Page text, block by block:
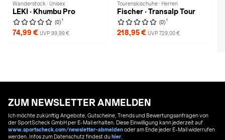
Wanderstock · Unisex
LEKI · Khumbu Pro
(0) 1
74,99 € UVP 99,99 €
Tourenskischuhe · Herren
Fischer · Transalp Tour
(0) 1
218,95 € UVP 729,00 €
ZUM NEWSLETTER ANMELDEN
Ich möchte zukünftig Angebote, Gutscheine, Trends und Bewertungsanfragen von
der SportScheck GmbH per E-Mail erhalten. Diese Einwilligung kann jederzeit auf
www.sportscheck.com/newsletter-abmeldenoder am Ende jeder E-Mail widerrufen
werden. Infos zum Datenschutz findest duhier